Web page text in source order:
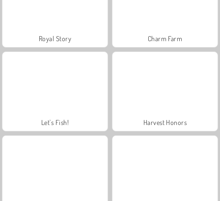
Royal Story Charm Farm
Let's Fish! Harvest Honors